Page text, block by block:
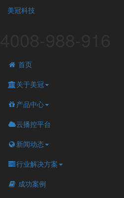
美冠科技
首页
关于美冠
产品中心
云播控平台
新闻动态
行业解决方案
成功案例